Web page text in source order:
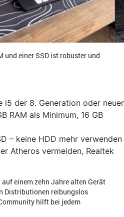
und einer SSD ist robuster und
i5 der 8. Generation oder neuer
RAM als Minimum, 16 GB
– keine HDD mehr verwenden
Atheros vermeiden, Realtek
einem zehn Jahre alten Gerät
Distributionen reibungslos
hilft bei jedem